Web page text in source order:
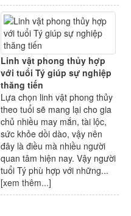
Linh vật phong thủy hợp
với tuổi Tý giúp sự nghiệp
thăng tiến
Lựa chọn linh vật phong thủy
theo tuổi sẽ mang lại cho gia
chủ nhiều may mắn, tài lộc,
sức khỏe dồi dào, vậy nên
đây là điều mà nhiều người
quan tâm hiện nay. Vậy người
tuổi Tý phù hợp với những...
[xem thêm...]